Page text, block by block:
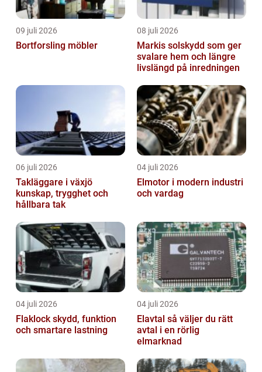
09 juli 2026
Bortforsling möbler
08 juli 2026
Markis solskydd som ger
svalare hem och längre
livslängd på inredningen
06 juli 2026
Takläggare i växjö
kunskap, trygghet och
hållbara tak
04 juli 2026
Elmotor i modern industri
och vardag
04 juli 2026
Flaklock skydd, funktion
och smartare lastning
04 juli 2026
Elavtal så väljer du rätt
avtal i en rörlig
elmarknad